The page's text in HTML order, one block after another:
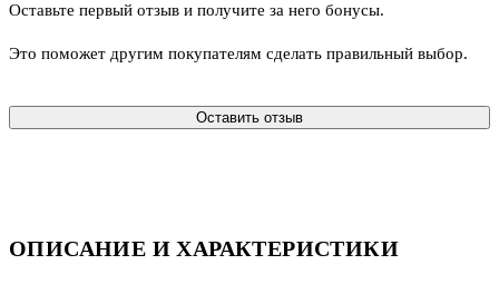
ОПИСАНИЕ И ХАРАКТЕРИСТИКИ
Оставьте первый отзыв и получите за него бонусы.
Это поможет другим покупателям сделать правильный выбор.
Оставить отзыв